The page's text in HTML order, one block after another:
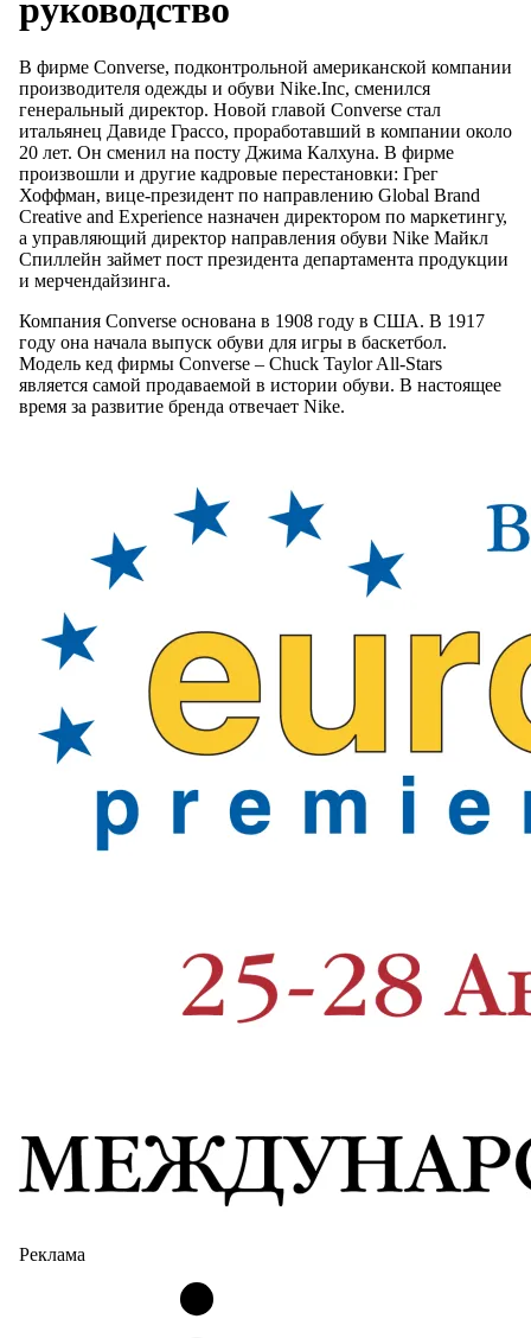
руководство
В фирме Converse, подконтрольной американской компании
производителя одежды и обуви Nike.Inc, сменился
генеральный директор. Новой главой Converse стал
итальянец Давиде Грассо, проработавший в компании около
20 лет. Он сменил на посту Джима Калхуна. В фирме
произвошли и другие кадровые перестановки: Грег
Хоффман, вице-президент по направлению Global Brand
Creative and Experience назначен директором по маркетингу,
а управляющий директор направления обуви Nike Майкл
Спиллейн займет пост президента департамента продукции
и мерчендайзинга.
Компания Converse основана в 1908 году в США. В 1917
году она начала выпуск обуви для игры в баскетбол.
Модель кед фирмы Converse – Chuck Taylor All-Stars
является самой продаваемой в истории обуви. В настоящее
время за развитие бренда отвечает Nike.
Реклама